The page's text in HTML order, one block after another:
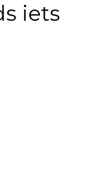
iets